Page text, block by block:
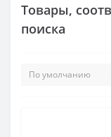
Товары,
поиска